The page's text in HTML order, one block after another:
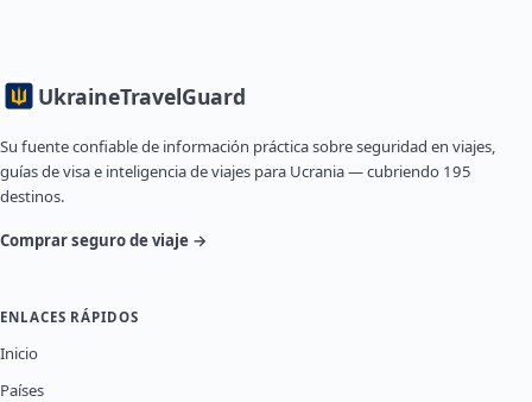
UkraineTravelGuard
Su fuente confiable de información práctica sobre seguridad en viajes,
guías de visa e inteligencia de viajes para Ucrania — cubriendo 195
destinos.
Comprar seguro de viaje →
ENLACES RÁPIDOS
Inicio
Países